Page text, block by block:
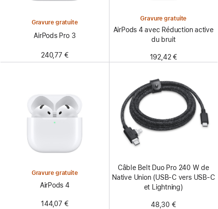
Gravure gratuite
AirPods Pro 3
240,77 €
Gravure gratuite
AirPods 4 avec Réduction active
du bruit
192,42 €
Gravure gratuite
AirPods 4
144,07 €
Câble Belt Duo Pro 240 W de
Native Union (USB-C vers USB-C
et Lightning)
48,30 €